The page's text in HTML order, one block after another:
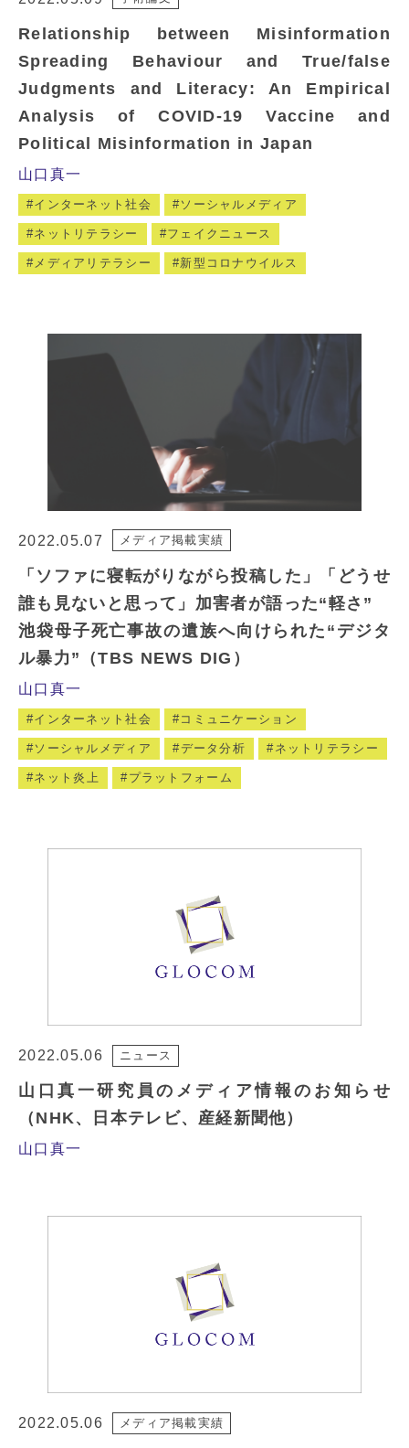
Relationship between Misinformation
Spreading Behaviour and True/false
Judgments and Literacy: An Empirical
Analysis of COVID-19 Vaccine and
Political Misinformation in Japan
山口真一
インターネット社会 ソーシャルメディア
ネットリテラシー フェイクニュース
メディアリテラシー 新型コロナウイルス
2022.05.07 メディア掲載実績
「ソファに寝転がりながら投稿した」「どうせ
誰も見ないと思って」加害者が語った“軽さ”
池袋母子死亡事故の遺族へ向けられた“デジタ
ル暴力”（TBS NEWS DIG）
山口真一
インターネット社会 コミュニケーション
ソーシャルメディア データ分析 ネットリテラシー
ネット炎上 プラットフォーム
2022.05.06 ニュース
山口真一研究員のメディア情報のお知らせ
（NHK、日本テレビ、産経新聞他）
山口真一
2022.05.06 メディア掲載実績